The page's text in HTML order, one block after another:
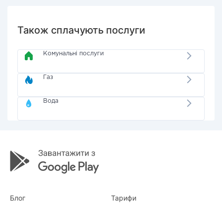
Також сплачують послуги
Комунальні послуги
Газ
Вода
Блог Тарифи